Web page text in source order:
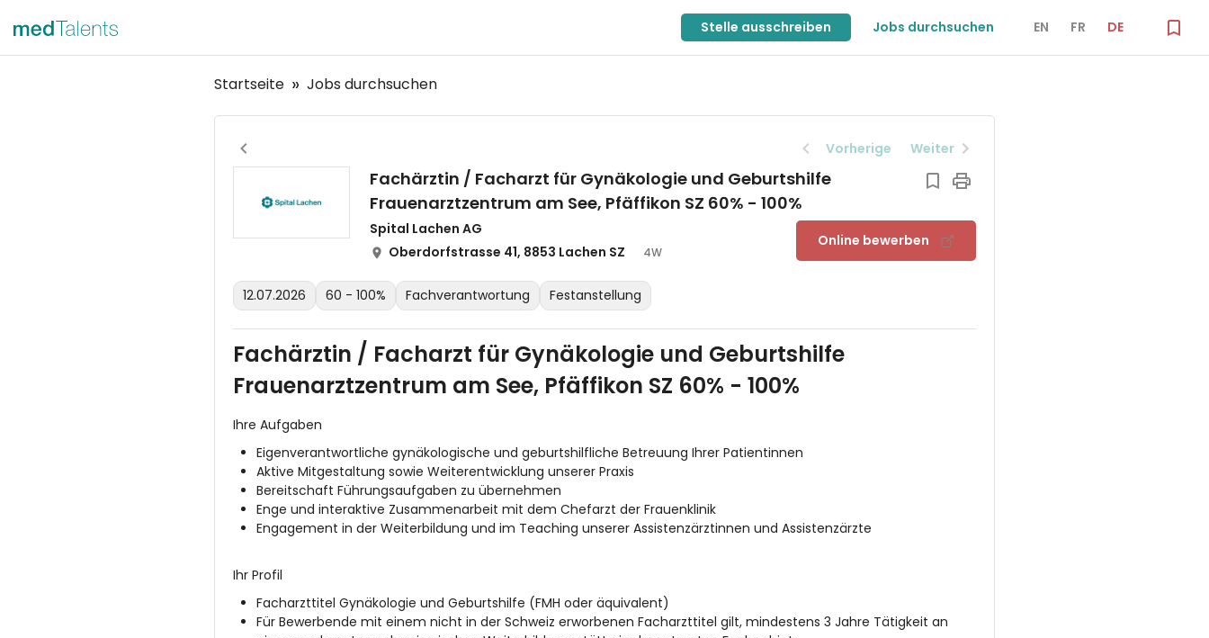
Stelle ausschreiben Jobs durchsuchen EN FR DE
Startseite Jobs durchsuchen
Vorherige Weiter
Fachärztin / Facharzt für Gynäkologie und Geburtshilfe
Frauenarztzentrum am See, Pfäffikon SZ 60% - 100%
Spital Lachen AG
Oberdorfstrasse 41, 8853 Lachen SZ
4W
Online bewerben
12.07.2026 60 - 100% Fachverantwortung Festanstellung
Fachärztin / Facharzt für Gynäkologie und Geburtshilfe
Frauenarztzentrum am See, Pfäffikon SZ 60% - 100%
Ihre Aufgaben
Eigenverantwortliche gynäkologische und geburtshilfliche Betreuung Ihrer Patientinnen
Aktive Mitgestaltung sowie Weiterentwicklung unserer Praxis
Bereitschaft Führungsaufgaben zu übernehmen
Enge und interaktive Zusammenarbeit mit dem Chefarzt der Frauenklinik
Engagement in der Weiterbildung und im Teaching unserer Assistenzärztinnen und Assistenzärzte
Ihr Profil
Facharzttitel Gynäkologie und Geburtshilfe (FMH oder äquivalent)
Für Bewerbende mit einem nicht in der Schweiz erworbenen Facharzttitel gilt, mindestens 3 Jahre Tätigkeit an